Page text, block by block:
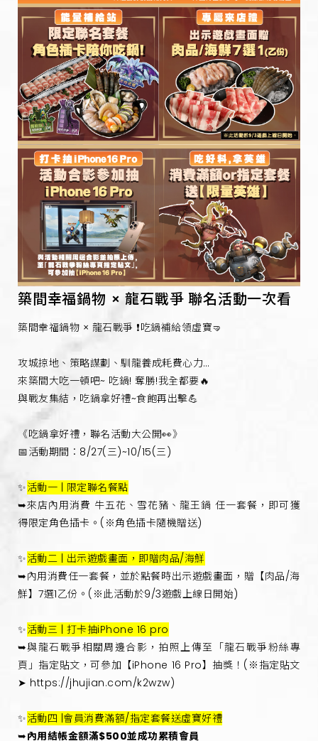
築間幸福鍋物 × 龍石戰爭 聯名活動一次看
築間幸福鍋物 × 龍石戰爭 ❗吃鍋補給領虛寶🤜
攻城掠地、策略謀劃、馴龍養成耗費心力…
來築間大吃一頓吧~ 吃鍋! 奪勝!我全都要🔥
與戰友集結，吃鍋拿好禮~食飽再出擊💪
《吃鍋拿好禮，聯名活動大公開👀》
📅活動期間：8/27(三)~10/15(三)
✨活動一 | 限定聯名餐點
➥來店內用消費 牛五花、雪花豬、龍王鍋 任一套餐，即可獲
得限定角色插卡。(※角色插卡隨機贈送)
✨活動二 | 出示遊戲畫面，即贈肉品/海鮮
➥內用消費任一套餐，並於點餐時出示遊戲畫面，贈【肉品/海
鮮】7選1乙份。(※此活動於9/3遊戲上線日開始)
✨活動三 | 打卡抽iPhone 16 pro
➥與龍石戰爭相關周邊合影，拍照上傳至「龍石戰爭粉絲專
頁」指定貼文，可參加【iPhone 16 Pro】抽獎！(※指定貼文
➤ https://jhujian.com/k2wzw)
✨活動四 |會員消費滿額/指定套餐送虛寶好禮
➥內用結帳金額滿$500並成功累積會員